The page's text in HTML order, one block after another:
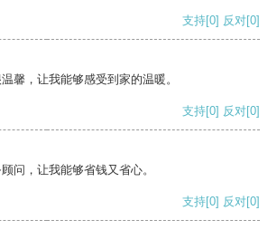
支持[0] 反对[0]
馨，让我能够感受到家的温暖。
支持[0] 反对[0]
问，让我能够省钱又省心。
支持[0] 反对[0]